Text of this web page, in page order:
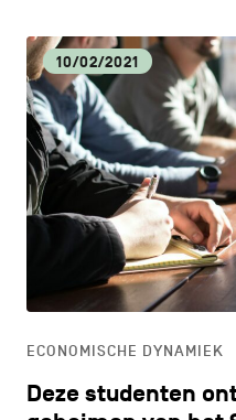
10/02/2021
ECONOMISCHE DYNAMIEK
Deze studenten